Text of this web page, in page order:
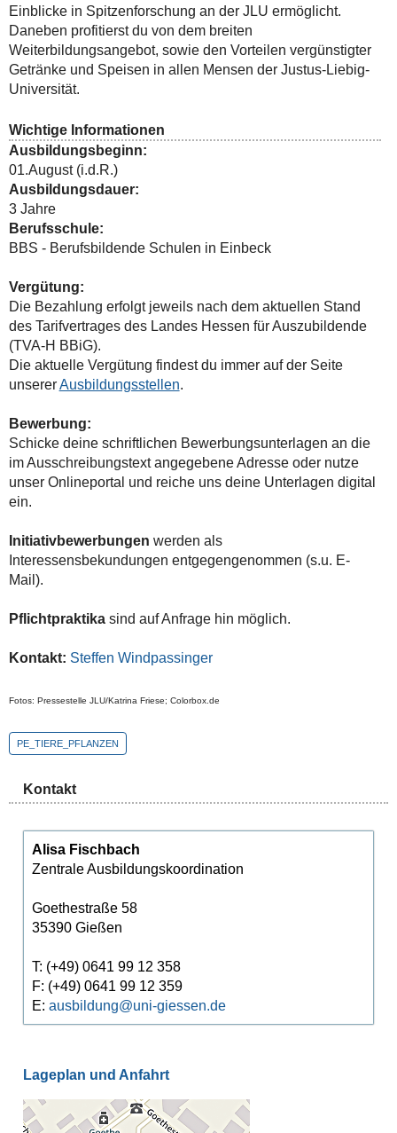
Einblicke in Spitzenforschung an der JLU ermöglicht.
Daneben profitierst du von dem breiten
Weiterbildungsangebot, sowie den Vorteilen vergünstigter
Getränke und Speisen in allen Mensen der Justus-Liebig-
Universität.
Wichtige Informationen
Ausbildungsbeginn:
01.August (i.d.R.)
Ausbildungsdauer:
3 Jahre
Berufsschule:
BBS - Berufsbildende Schulen in Einbeck
Vergütung:
Die Bezahlung erfolgt jeweils nach dem aktuellen Stand
des Tarifvertrages des Landes Hessen für Auszubildende
(TVA-H BBiG).
Die aktuelle Vergütung findest du immer auf der Seite
unsererAusbildungsstellen.
Bewerbung:
Schicke deine schriftlichen Bewerbungsunterlagen an die
im Ausschreibungstext angegebene Adresse oder nutze
unser Onlineportal und reiche uns deine Unterlagen digital
ein.
Initiativbewerbungen werden als
Interessensbekundungen entgegengenommen (s.u. E-
Mail).
Pflichtpraktikasind auf Anfrage hin möglich.
Kontakt: Steffen Windpassinger
Fotos: Pressestelle JLU/Katrina Friese; Colorbox.de
PE_TIERE_PFLANZEN
Kontakt
Alisa Fischbach
Zentrale Ausbildungskoordination
Goethestraße 58
35390 Gießen
T: (+49) 0641 99 12 358
F: (+49) 0641 99 12 359
E:ausbildung@uni-giessen.de
Lageplan und Anfahrt